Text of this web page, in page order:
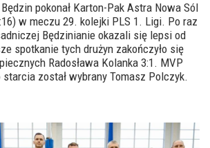
pokonał Karton-Pak Astra Nowa Sól
w meczu 29. kolejki PLS 1. Ligi. Po raz
Będzinianie okazali się lepsi od
spotkanie tych drużyn zakończyło się
Radosława Kolanka 3:1. MVP
został wybrany Tomasz Polczyk.